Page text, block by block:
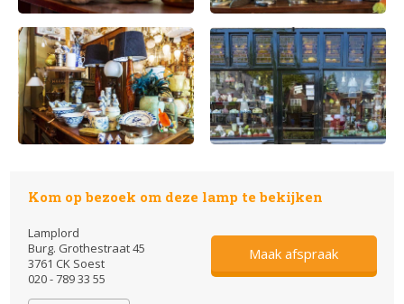
Kom op bezoek om deze lamp te bekijken
Lamplord
Burg. Grothestraat 45
3761 CK Soest
020 - 789 33 55
Maak afspraak